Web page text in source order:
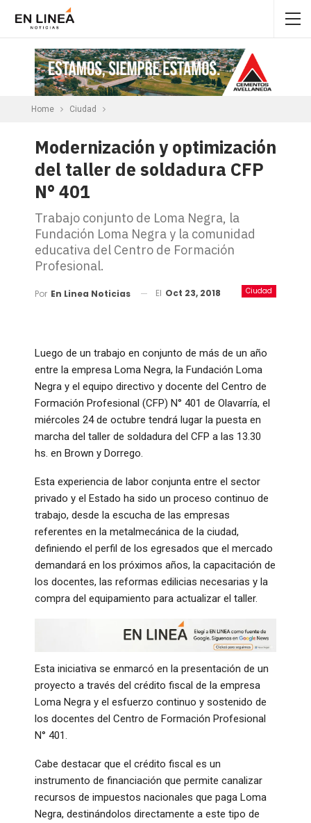
Home Ciudad
Modernización y optimización
del taller de soldadura CFP
N° 401
Trabajo conjunto de Loma Negra, la
Fundación Loma Negra y la comunidad
educativa del Centro de Formación
Profesional.
Ciudad
Por En Linea Noticias El Oct 23, 2018
Luego de un trabajo en conjunto de más de un año
entre la empresa Loma Negra, la Fundación Loma
Negra y el equipo directivo y docente del Centro de
Formación Profesional (CFP) N° 401 de Olavarría, el
miércoles 24 de octubre tendrá lugar la puesta en
marcha del taller de soldadura del CFP a las 13.30
hs. en Brown y Dorrego.
Esta experiencia de labor conjunta entre el sector
privado y el Estado ha sido un proceso continuo de
trabajo, desde la escucha de las empresas
referentes en la metalmecánica de la ciudad,
definiendo el perfil de los egresados que el mercado
demandará en los próximos años, la capacitación de
los docentes, las reformas edilicias necesarias y la
compra del equipamiento para actualizar el taller.
Esta iniciativa se enmarcó en la presentación de un
proyecto a través del crédito fiscal de la empresa
Loma Negra y el esfuerzo continuo y sostenido de
los docentes del Centro de Formación Profesional
N° 401.
Cabe destacar que el crédito fiscal es un
instrumento de financiación que permite canalizar
recursos de impuestos nacionales que paga Loma
Negra, destinándolos directamente a este tipo de